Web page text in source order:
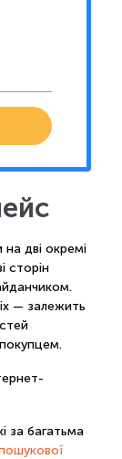
дві окремі
сторін
— залежить
за багатьма